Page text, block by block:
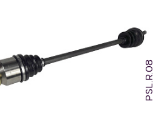
PSL.R.08